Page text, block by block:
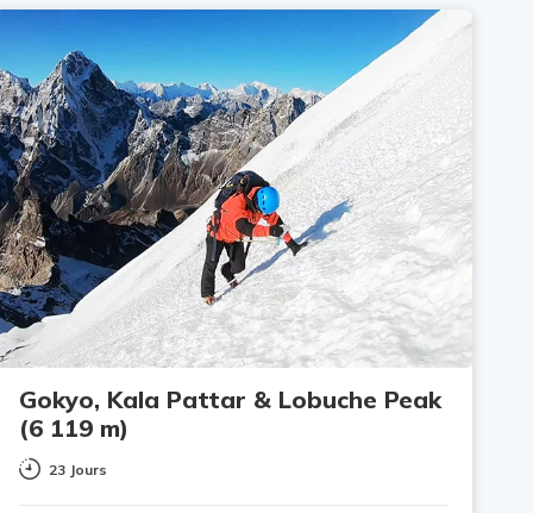
Gokyo, Kala Pattar & Lobuche Peak
(6 119 m)
23 Jours